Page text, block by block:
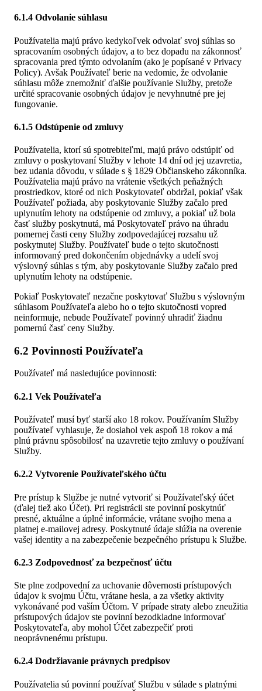
6.1.4 Odvolanie súhlasu
Používatelia majú právo kedykoľvek odvolať svoj súhlas so
spracovaním osobných údajov, a to bez dopadu na zákonnosť
spracovania pred týmto odvolaním (ako je popísané v Privacy
Policy). Avšak Používateľ berie na vedomie, že odvolanie
súhlasu môže znemožniť ďalšie používanie Služby, pretože
určité spracovanie osobných údajov je nevyhnutné pre jej
fungovanie.
6.1.5 Odstúpenie od zmluvy
Používatelia, ktorí sú spotrebiteľmi, majú právo odstúpiť od
zmluvy o poskytovaní Služby v lehote 14 dní od jej uzavretia,
bez udania dôvodu, v súlade s § 1829 Občianskeho zákonníka.
Používatelia majú právo na vrátenie všetkých peňažných
prostriedkov, ktoré od nich Poskytovateľ obdržal, pokiaľ však
Používateľ požiada, aby poskytovanie Služby začalo pred
uplynutím lehoty na odstúpenie od zmluvy, a pokiaľ už bola
časť služby poskytnutá, má Poskytovateľ právo na úhradu
pomernej časti ceny Služby zodpovedajúcej rozsahu už
poskytnutej Služby. Používateľ bude o tejto skutočnosti
informovaný pred dokončením objednávky a udelí svoj
výslovný súhlas s tým, aby poskytovanie Služby začalo pred
uplynutím lehoty na odstúpenie.
Pokiaľ Poskytovateľ nezačne poskytovať Službu s výslovným
súhlasom Používateľa alebo ho o tejto skutočnosti vopred
neinformuje, nebude Používateľ povinný uhradiť žiadnu
pomernú časť ceny Služby.
6.2 Povinnosti Používateľa
Používateľ má nasledujúce povinnosti:
6.2.1 Vek Používateľa
Používateľ musí byť starší ako 18 rokov. Používaním Služby
používateľ vyhlasuje, že dosiahol vek aspoň 18 rokov a má
plnú právnu spôsobilosť na uzavretie tejto zmluvy o používaní
Služby.
6.2.2 Vytvorenie Používateľského účtu
Pre prístup k Službe je nutné vytvoriť si Používateľský účet
(ďalej tiež ako Účet). Pri registrácii ste povinní poskytnúť
presné, aktuálne a úplné informácie, vrátane svojho mena a
platnej e-mailovej adresy. Poskytnuté údaje slúžia na overenie
vašej identity a na zabezpečenie bezpečného prístupu k Službe.
6.2.3 Zodpovednosť za bezpečnosť účtu
Ste plne zodpovední za uchovanie dôvernosti prístupových
údajov k svojmu Účtu, vrátane hesla, a za všetky aktivity
vykonávané pod vaším Účtom. V prípade straty alebo zneužitia
prístupových údajov ste povinní bezodkladne informovať
Poskytovateľa, aby mohol Účet zabezpečiť proti
neoprávnenému prístupu.
6.2.4 Dodržiavanie právnych predpisov
Používatelia sú povinní používať Službu v súlade s platnými